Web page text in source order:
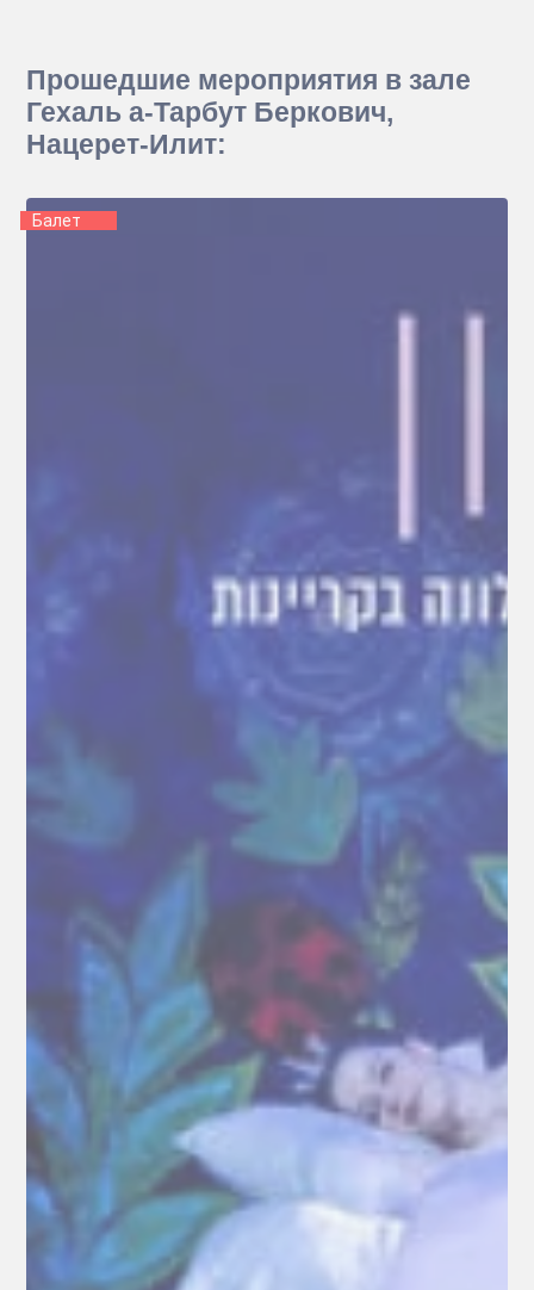
Прошедшие мероприятия в зале
Гехаль а-Тарбут Беркович,
Нацерет-Илит:
Балет